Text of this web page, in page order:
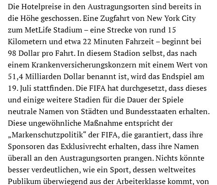
Die Hotelpreise in den Austragungsorten sind bereits in
die Höhe geschossen. Eine Zugfahrt von New York City
zum MetLife Stadium – eine Strecke von rund 15
Kilometern und etwa 22 Minuten Fahrzeit – beginnt bei
98 Dollar pro Fahrt. In diesem Stadion selbst, das nach
einem Krankenversicherungskonzern mit einem Wert von
51,4 Milliarden Dollar benannt ist, wird das Endspiel am
19. Juli stattfinden. Die FIFA hat durchgesetzt, dass dieses
und einige weitere Stadien für die Dauer der Spiele
neutrale Namen von Städten und Bundesstaaten erhalten.
Diese ungewöhnliche Maßnahme entspricht der
„Markenschutzpolitik“ der FIFA, die garantiert, dass ihre
Sponsoren das Exklusivrecht erhalten, dass ihre Namen
überall an den Austragungsorten prangen. Nichts könnte
besser verdeutlichen, wie ein Sport, dessen weltweites
Publikum überwiegend aus der Arbeiterklasse kommt, von